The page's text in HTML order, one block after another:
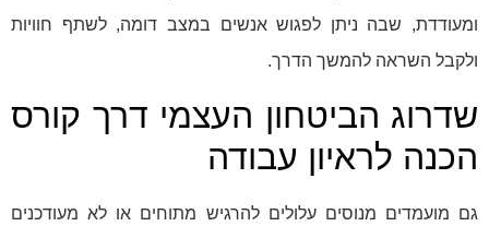
ומעודדת, שבה ניתן לפגוש אנשים במצב דומה, לשתף חוויות
ולקבל השראה להמשך הדרך.
שדרוג הביטחון העצמי דרך קורס
הכנה לראיון עבודה
גם מועמדים מנוסים עלולים להרגיש מתוחים או לא מעודכנים